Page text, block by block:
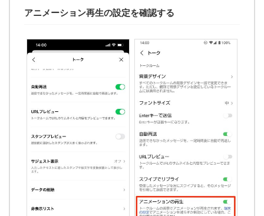
アニメーション再生の設定を確認する